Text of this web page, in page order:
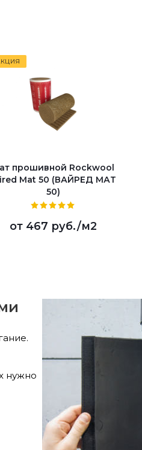
прошивной Rockwool
Mat 50 (ВАЙРЕД МАТ
50)
от 467 руб./м2
нужно